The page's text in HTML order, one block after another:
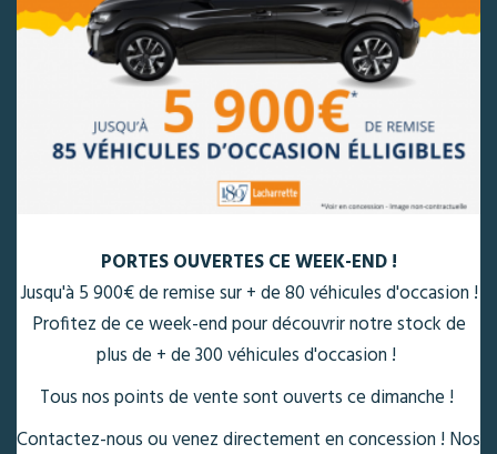
Coyote Secure & APP Coyote Premium
Sécurisez votre véhicule avecCoyote Secure!
EN SAVOIR +